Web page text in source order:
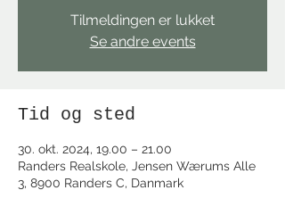
Tilmeldingen er lukket
Se andre events
Tid og sted
30. okt. 2024, 19.00 – 21.00
Randers Realskole, Jensen Wærums Alle
3, 8900 Randers C, Danmark